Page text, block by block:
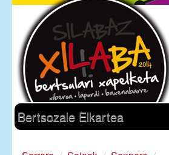
aurreratua…
Nabigazioa
Bertsozale Elkartea